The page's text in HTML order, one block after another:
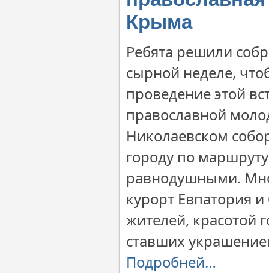
Крыма
Ребята решили
сырной неделе,
проведение этой
православной
Николаевском
городу по
равнодушными.
курорт Евпатория
жителей, красотой
ставших
Подробней…